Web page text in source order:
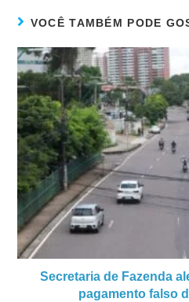
VOCÊ TAMBÉM PODE
Secretaria de Fazenda
pagamento falso